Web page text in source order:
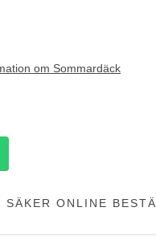
om Sommardäck
SÄKER ONLINE